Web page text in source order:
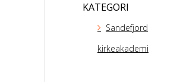
KATEGORI
Sandefjord
kirkeakademi